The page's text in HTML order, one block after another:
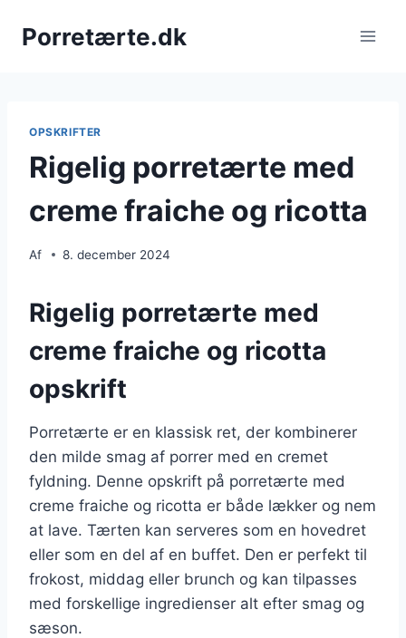
Porretærte.dk
OPSKRIFTER
Rigelig porretærte med
creme fraiche og ricotta
Af 8. december 2024
Rigelig porretærte med
creme fraiche og ricotta
opskrift
Porretærte er en klassisk ret, der kombinerer
den milde smag af porrer med en cremet
fyldning. Denne opskrift på porretærte med
creme fraiche og ricotta er både lækker og nem
at lave. Tærten kan serveres som en hovedret
eller som en del af en buffet. Den er perfekt til
frokost, middag eller brunch og kan tilpasses
med forskellige ingredienser alt efter smag og
sæson.